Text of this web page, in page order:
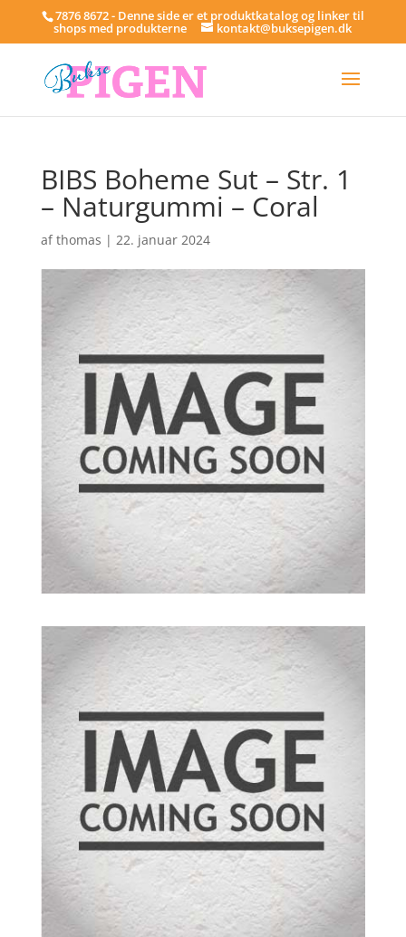
7876 8672 - Denne side er et produktkatalog og linker til
shops med produkterne kontakt@buksepigen.dk
BIBS Boheme Sut – Str. 1
– Naturgummi – Coral
afthomas | 22. januar 2024